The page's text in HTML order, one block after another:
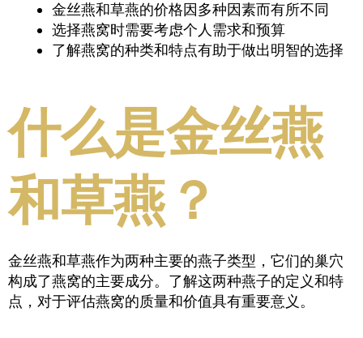
金丝燕和草燕的价格因多种因素而有所不同
选择燕窝时需要考虑个人需求和预算
了解燕窝的种类和特点有助于做出明智的选择
什么是金丝燕
和草燕？
金丝燕和草燕作为两种主要的燕子类型，它们的巢穴
构成了燕窝的主要成分。了解这两种燕子的定义和特
点，对于评估燕窝的质量和价值具有重要意义。